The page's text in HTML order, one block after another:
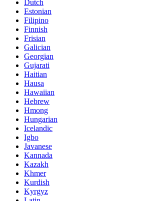
Dutch
Estonian
Filipino
Finnish
Frisian
Galician
Georgian
Gujarati
Haitian
Hausa
Hawaiian
Hebrew
Hmong
Hungarian
Icelandic
Igbo
Javanese
Kannada
Kazakh
Khmer
Kurdish
Kyrgyz